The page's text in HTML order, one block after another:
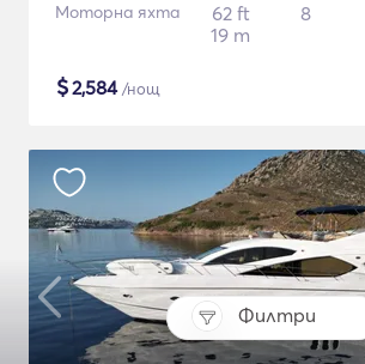
Филтри
Моторна яхта
62 ft
19 m
8
$2,584/нощ